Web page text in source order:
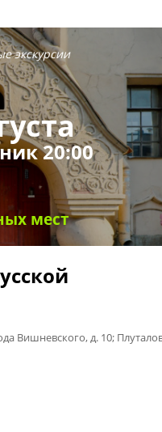
экскурсии
20:00
мест
Вишневского, д. 10;